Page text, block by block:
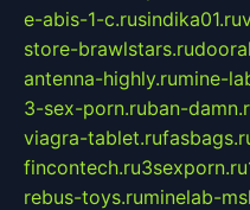
e-abis-1-c.rusindika01.ru
store-brawlstars.ru
antenna-highly.rumine-
3-sex-porn.ruban-
viagra-tablet.ru
fincontech.ru3sexporn.ru
rebus-toys.ruminelab-